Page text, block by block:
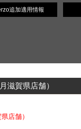
追加適用情報
滋賀県店舗）
店舗）